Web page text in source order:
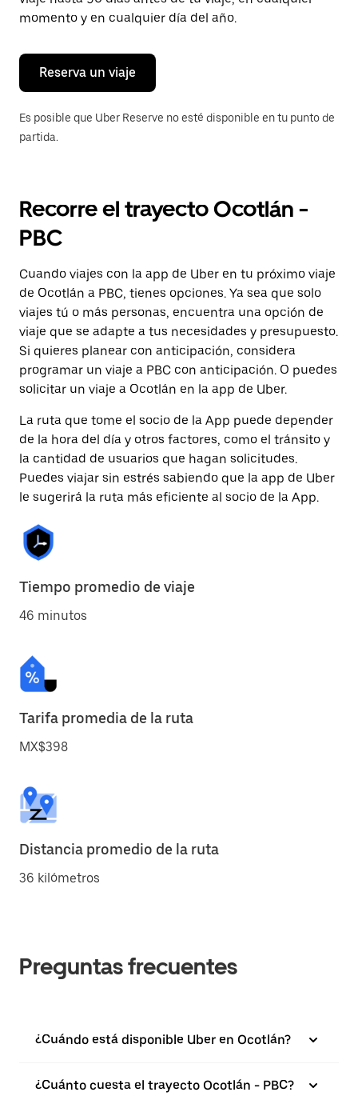
tecla Esc
para
el
calendario.
momento y en cualquier día del año.
Reserva un viaje
Es posible que Uber Reserve no esté disponible en tu punto de
partida.
Recorre el trayecto Ocotlán -
PBC
Cuando viajes con la app de Uber en tu próximo viaje
de Ocotlán a PBC, tienes opciones. Ya sea que solo
viajes tú o más personas, encuentra una opción de
viaje que se adapte a tus necesidades y presupuesto.
Si quieres planear con anticipación, considera
programar un viaje a PBC con anticipación. O puedes
solicitar un viaje a Ocotlán en la app de Uber.
La ruta que tome el socio de la App puede depender
de la hora del día y otros factores, como el tránsito y
la cantidad de usuarios que hagan solicitudes.
Puedes viajar sin estrés sabiendo que la app de Uber
le sugerirá la ruta más eficiente al socio de la App.
Tiempo promedio de viaje
46 minutos
Tarifa promedia de la ruta
MX$398
Distancia promedio de la ruta
36 kilómetros
Preguntas frecuentes
¿Cuándo está disponible Uber en Ocotlán?
¿Cuánto cuesta el trayecto Ocotlán - PBC?